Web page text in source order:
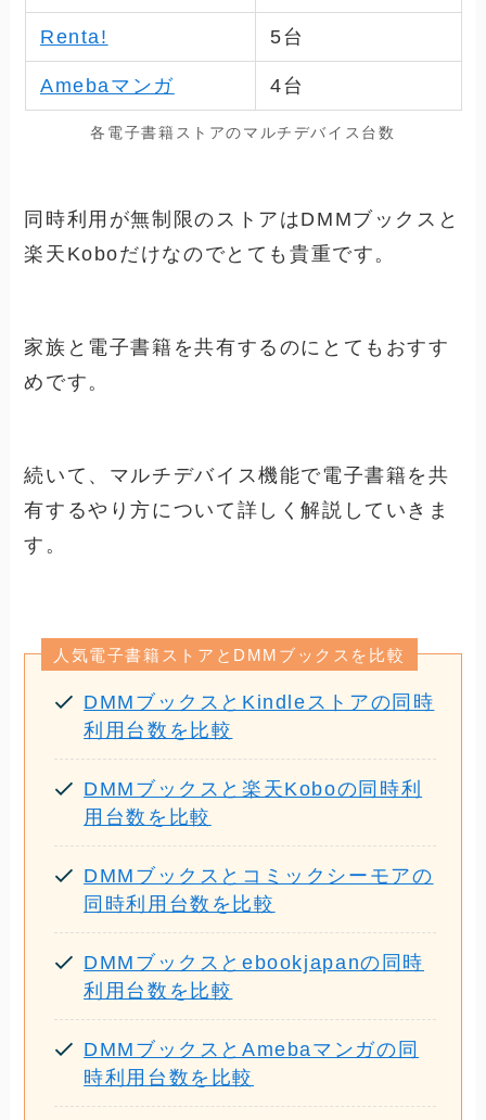
Renta! 5台
Amebaマンガ 4台
各電子書籍ストアのマルチデバイス台数
同時利用が無制限のストアはDMMブックスと
楽天Koboだけなのでとても貴重です。
家族と電子書籍を共有するのにとてもおすす
めです。
続いて、マルチデバイス機能で電子書籍を共
有するやり方について詳しく解説していきま
す。
人気電子書籍ストアとDMMブックスを比較
DMMブックスとKindleストアの同時
利用台数を比較
DMMブックスと楽天Koboの同時利
用台数を比較
DMMブックスとコミックシーモアの
同時利用台数を比較
DMMブックスとebookjapanの同時
利用台数を比較
DMMブックスとAmebaマンガの同
時利用台数を比較